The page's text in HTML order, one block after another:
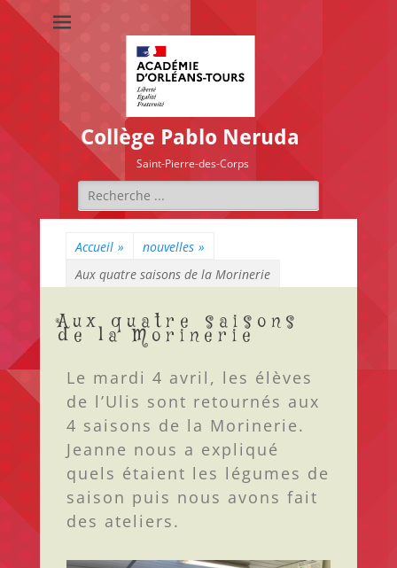
Collège Pablo Neruda
Saint-Pierre-des-Corps
Accueil » nouvelles »
Aux quatre saisons de la Morinerie
Aux quatre saisons
de la Morinerie
Le mardi 4 avril, les élèves
de l’Ulis sont retournés aux
4 saisons de la Morinerie.
Jeanne nous a expliqué
quels étaient les légumes de
saison puis nous avons fait
des ateliers.